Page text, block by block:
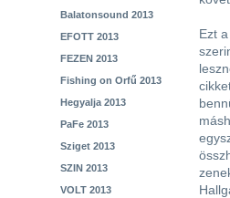
Balatonsound 2013
EFOTT 2013
FEZEN 2013
Fishing on Orfű 2013
Hegyalja 2013
PaFe 2013
Sziget 2013
SZIN 2013
VOLT 2013
Ezt